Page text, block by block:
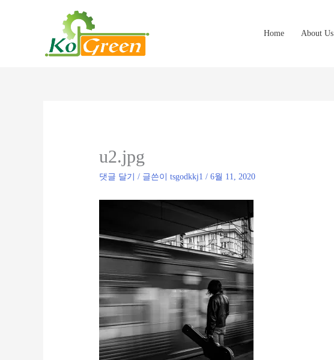
Home About Us
u2.jpg
댓글 달기 / 글쓴이tsgodkkj1/6월 11, 2020